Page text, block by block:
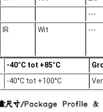
---
IR Wit ---
-40°C tot +85°C
-40°C tot +100°C